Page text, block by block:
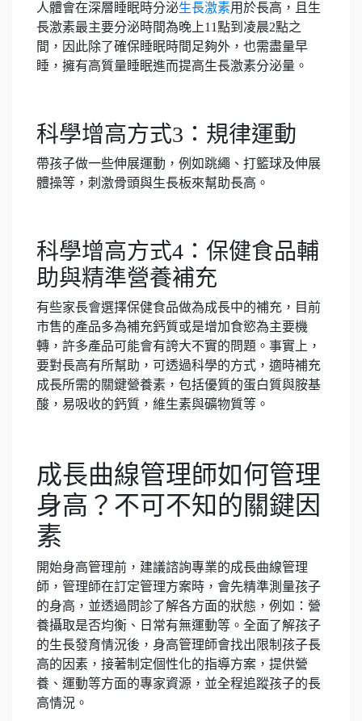
人體會在深層睡眠時分泌生長激素用於長高，且生
長激素最主要分泌時間為晚上11點到凌晨2點之
間，因此除了確保睡眠時間足夠外，也需盡量早
睡，擁有高質量睡眠進而提高生長激素分泌量。
科學增高方式3：規律運動
帶孩子做一些伸展運動，例如跳繩、打籃球及伸展
體操等，刺激骨頭與生長板來幫助長高。
科學增高方式4：保健食品輔
助與精準營養補充
有些家長會選擇保健食品做為成長中的補充，目前
市售的產品多為補充鈣質或是增加食慾為主要機
轉，許多產品可能會有誇大不實的問題。事實上，
要對長高有所幫助，可透過科學的方式，適時補充
成長所需的關鍵營養素，包括優質的蛋白質與胺基
酸，易吸收的鈣質，維生素與礦物質等。
成長曲線管理師如何管理
身高？不可不知的關鍵因
素
開始身高管理前，建議諮詢專業的成長曲線管理
師，管理師在訂定管理方案時，會先精準測量孩子
的身高，並透過問診了解各方面的狀態，例如：營
養攝取是否均衡、日常有無運動等。全面了解孩子
的生長發育情況後，身高管理師會找出限制孩子長
高的因素，接著制定個性化的指導方案，提供營
養、運動等方面的專家資源，並全程追蹤孩子的長
高情況。